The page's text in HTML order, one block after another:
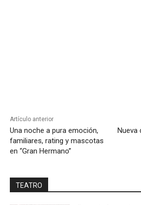
Artículo anterior
Una noche a pura emoción,
familiares, rating y mascotas
en “Gran Hermano”
Nueva
TEATRO